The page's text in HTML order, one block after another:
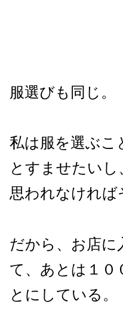
服選びも同じ。
私は服を選ぶこ
とすませたい
思われなけれ
だから、お店に
て、あとは１０
とにしている。